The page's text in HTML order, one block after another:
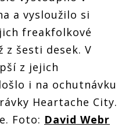
a vysloužilo si
freakfolkové
z šesti desek. V
z jejich
i na ochutnávku
Heartache City.
Foto: David Webr